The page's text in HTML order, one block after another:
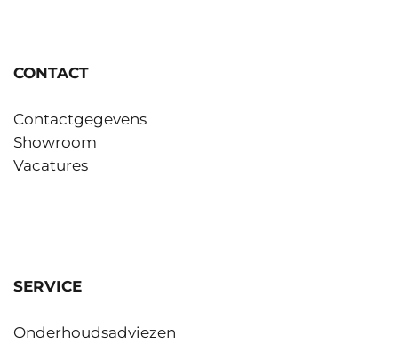
CONTACT
Contactgegevens
Showroom
Vacatures
SERVICE
Onderhoudsadviezen